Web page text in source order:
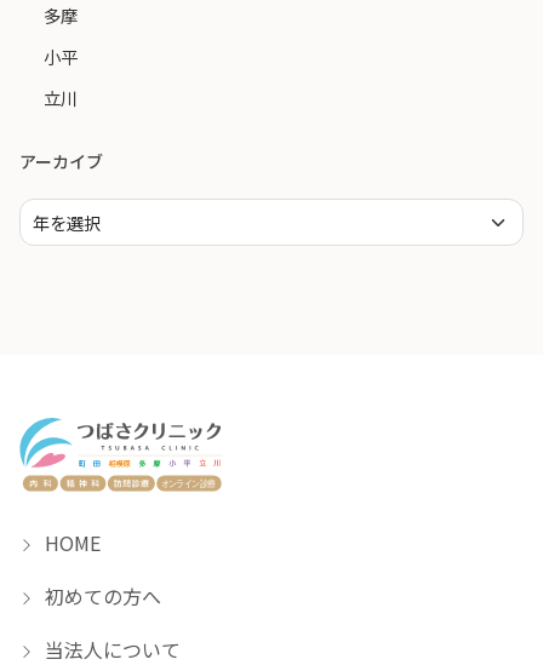
多摩
小平
立川
アーカイブ
HOME
初めての方へ
当法人について